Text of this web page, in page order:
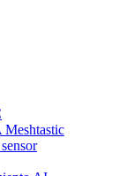
Meshtastic